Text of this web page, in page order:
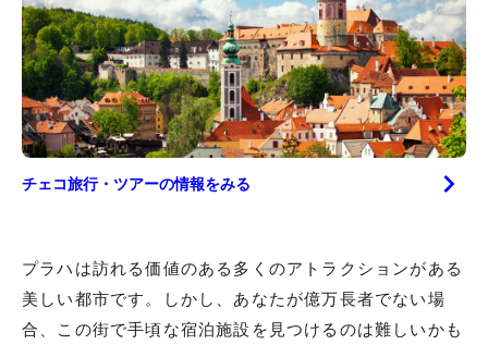
チェコ旅行・ツアーの情報をみる
プラハは訪れる価値のある多くのアトラクションがある
美しい都市です。しかし、あなたが億万長者でない場
合、この街で手頃な宿泊施設を見つけるのは難しいかも